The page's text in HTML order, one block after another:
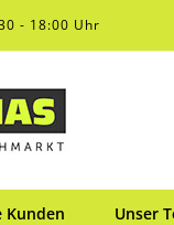
- 18:00 Uhr
Kunden Unser